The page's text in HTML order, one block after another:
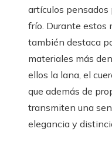
artículos pensados
frío. Durante estos
también destaca
materiales más
ellos la lana, el
que además de
transmiten una
elegancia y